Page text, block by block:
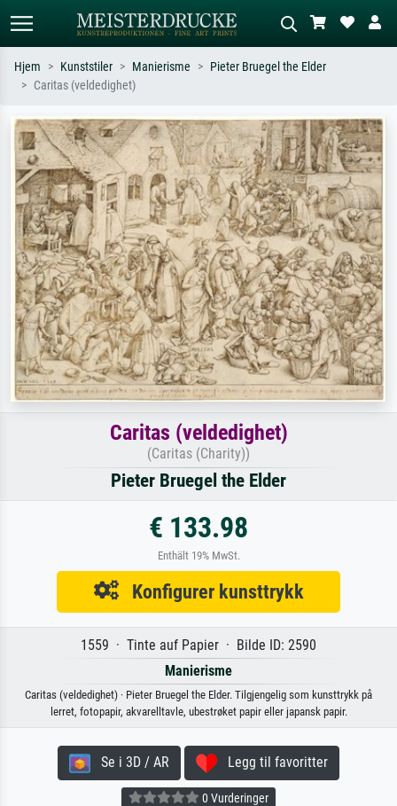
Søk etter kunstner, tittel eller stil – for
eksempel Monet, Stjernenatt,
impresjonisme, Hokusai-bølgen, akt.
Beskriv scenen – for eksempel grønn
eng, abstrakt med mye rødt, mørkt
oljemaleri, stående akt ved et tre.
Hjem Kunststiler Manierisme
Pieter Bruegel the Elder
Caritas (veldedighet)
Caritas (veldedighet)
(Caritas (Charity))
Pieter Bruegel the Elder
€ 133.98
Enthält 19% MwSt.
Konfigurer kunsttrykk
1559 · Tinte auf Papier · Bilde ID: 2590
Manierisme
Caritas (veldedighet) · Pieter Bruegel the Elder. Tilgjengelig som kunsttrykk på
lerret, fotopapir, akvarelltavle, ubestrøket papir eller japansk papir.
Se i 3D / AR Legg til favoritter
0 Vurderinger